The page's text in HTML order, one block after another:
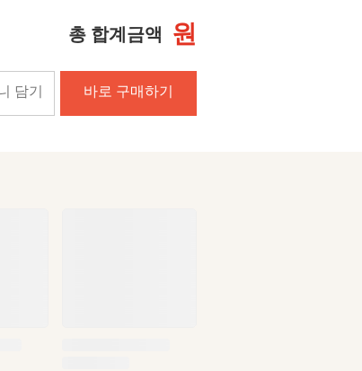
총 합계금액 원
담기 바로 구매하기